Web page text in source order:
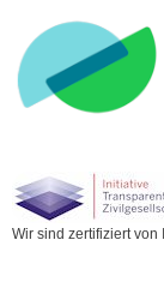
Wir sind zertifiziert